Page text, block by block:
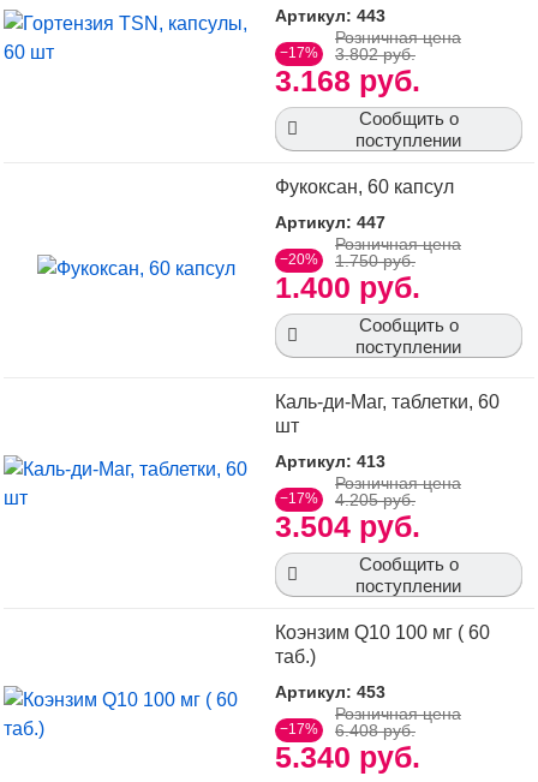
Артикул: 443
−17%
3.168 руб.
Розничная цена
3.802 руб.
Сообщить о
поступлении
Фукоксан, 60 капсул
Артикул: 447
−20%
1.400 руб.
Розничная цена
1.750 руб.
Сообщить о
поступлении
Каль-ди-Маг, таблетки, 60
шт
Артикул: 413
−17%
3.504 руб.
Розничная цена
4.205 руб.
Сообщить о
поступлении
Коэнзим Q10 100 мг ( 60
таб.)
Артикул: 453
−17%
5.340 руб.
Розничная цена
6.408 руб.